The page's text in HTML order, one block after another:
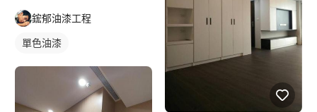
鋐郁油漆工程
單色油漆